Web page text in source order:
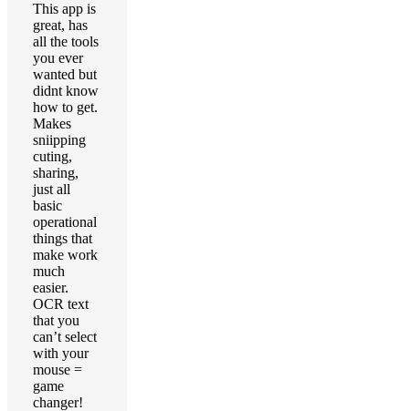
This app is
great, has
all the tools
you ever
wanted but
didnt know
how to get.
Makes
sniipping
cuting,
sharing,
just all
basic
operational
things that
make work
much
easier.
OCR text
that you
can’t select
with your
mouse =
game
changer!